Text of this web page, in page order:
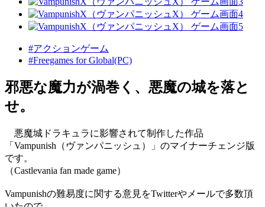
#アクションゲーム
#Freegames for Global(PC)
邪悪な魔力が渦巻く、悪魔の城を落と
せ。
悪魔城ドラキュラに影響されて制作した作品
「Vampunish（ヴァンパニッシュ）」のマイナーチェンジ版
です。
（Castlevania fan made game）
Vampunishの難易度に関する意見をTwitterやメールで多数頂